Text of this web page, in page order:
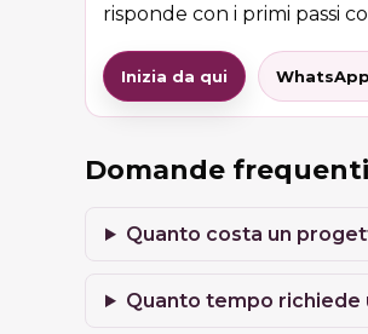
risponde con i primi passi
Inizia da qui
Domande frequenti
Quanto costa un
Quanto tempo